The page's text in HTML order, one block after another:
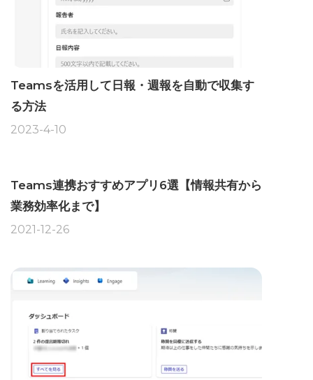
Teamsを活用して日報・週報を自動で収集す
る方法
2023-4-10
Teams連携おすすめアプリ6選【情報共有から
業務効率化まで】
2021-12-26